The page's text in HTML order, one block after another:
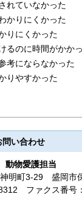
れていなかった
かりにくかった
りにくかった
るのに時間がかか
考にならなかった
りやすかった
問い合わせ
物愛護担当
明町3-29 盛岡市
ファクス番号